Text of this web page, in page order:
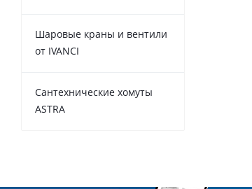
Шаровые краны и вентили
от IVANCI
Сантехнические хомуты
ASTRA